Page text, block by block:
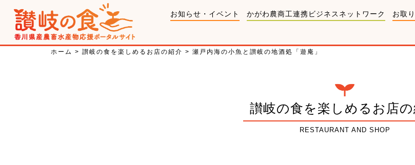
お知らせ・イベント かがわ農商工連携ビジネスネットワーク お取
ホーム > 讃岐の食を楽しめるお店の紹介 > 瀬戸内海の小魚と讃岐の地酒処「遊庵」
讃岐の食を楽しめるお店
RESTAURANT AND SHOP